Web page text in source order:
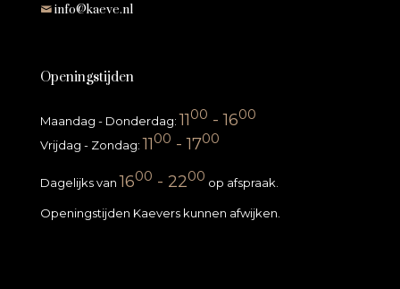
info@kaeve.nl
Openingstijden
Maandag - Donderdag: 1100 - 1600
Vrijdag - Zondag: 1100 - 1700
Dagelijks van 1600 - 2200 op afspraak.
Openingstijden Kaevers kunnen afwijken.